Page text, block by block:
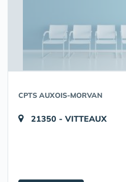
CPTS AUXOIS-MORVAN
21350 - VITTEAUX